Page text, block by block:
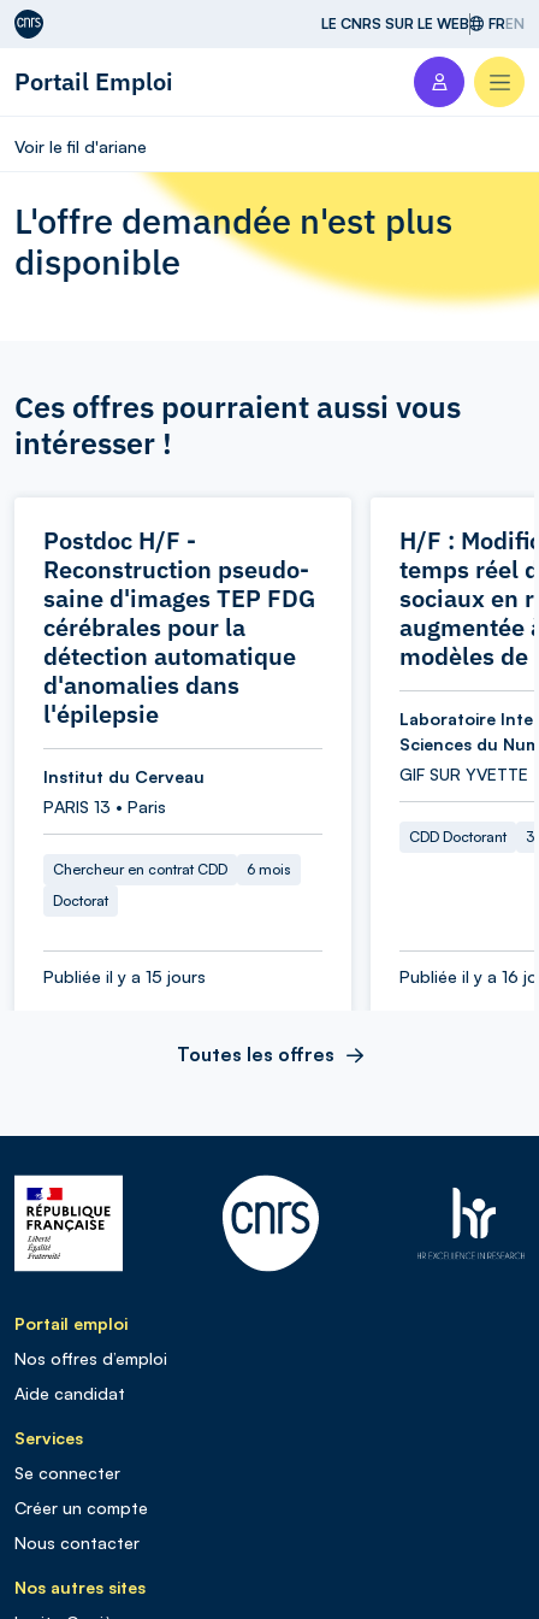
Aller au contenu LE CNRS SUR LE WEB FREN
Portail Emploi
Voir le fil d'ariane
L'offre demandée n'est plus
disponible
Ces offres pourraient aussi vous
intéresser !
Postdoc H/F -
Reconstruction pseudo-
saine d'images TEP FDG
cérébrales pour la
détection automatique
d'anomalies dans
l'épilepsie
Institut du Cerveau
PARIS 13 • Paris
Chercheur en contrat CDD
6 mois
Doctorat
Publiée il y a 15 jours
H/F :
temps réel
sociaux en
augmentée
modèles
Laboratoire
Sciences du
GIF SUR YVETTE
CDD Doctorant
Publiée il y a 16
Toutes les offres
Portail emploi
Nos offres d’emploi
Aide candidat
Services
Se connecter
Créer un compte
Nous contacter
Nos autres sites